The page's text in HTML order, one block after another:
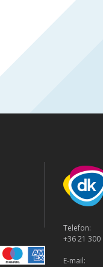
Telefon:
+36 21 300
E-mail: